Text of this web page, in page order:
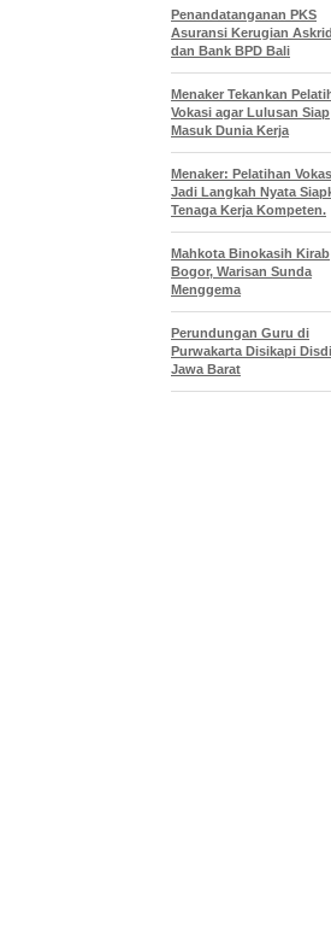
Penandatanganan PKS
Asuransi Kerugian
dan Bank BPD Bali
Menaker Tekankan
Vokasi agar Lulusan Siap
Masuk Dunia Kerja
Menaker: Pelatihan
Jadi Langkah Nyata
Tenaga Kerja Kompeten.
Mahkota Binokasih Kirab
Bogor, Warisan Sunda
Menggema
Perundungan Guru di
Purwakarta Disikapi
Jawa Barat